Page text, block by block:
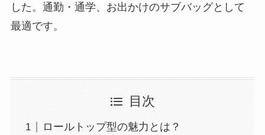
した。通勤・通学、お出かけのサブバッグとして
最適です。
目次
ロールトップ型の魅力とは？